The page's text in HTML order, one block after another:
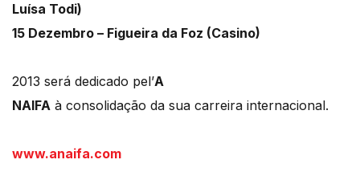
Luísa Todi)
15 Dezembro – Figueira da Foz (Casino)
2013 será dedicado pel’A
NAIFA à consolidação da sua carreira internacional.
www.anaifa.com